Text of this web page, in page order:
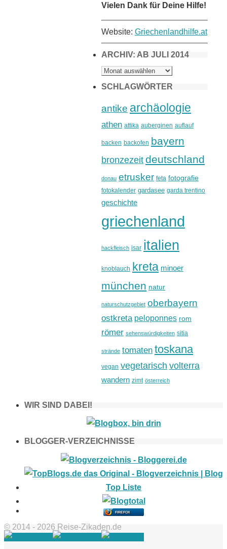
Vielen Dank für Deine Hilfe!
Website: Griechenlandhilfe.at
ARCHIV: AB JULI 2014
ARCHIV:
AB
2014
SCHLAGWÖRTER
antike archäologie
athen attika auberginen auflauf
backen backofen bayern
bronzezeit deutschland
donau etrusker feta fotografie
fotokalender gardasee garda trentino
geschichte
griechenland
hackfleisch isar italien
knoblauch kreta minoer
münchen natur
naturschutzgebiet oberbayern
ostkreta peloponnes rom
römer sehenswürdigkeiten sitia
strände tomaten toskana
vegan vegetarisch volterra
wandern zimt österreich
WIR SIND DABEI!
BLOGGER-VERZEICHNISSE
FIREFOX
© 2014 - 2026 Reise-Zikaden.de